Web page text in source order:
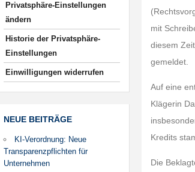
Privatsphäre-Einstellungen
ändern
Historie der Privatsphäre-
Einstellungen
Einwilligungen widerrufen
NEUE BEITRÄGE
KI-Verordnung: Neue
Transparenzpflichten für
Unternehmen
mit
diesem
gemeldet.
Auf eine
Klägerin
Kredits
Die